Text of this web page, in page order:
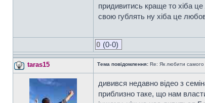
придивитись краще то хіба
свою гублять ну хіба це
0 (0-0)
taras15 Тема повідомлення: Re: Як любити самого
дивився недавно відео з
приблизно таке, що нам